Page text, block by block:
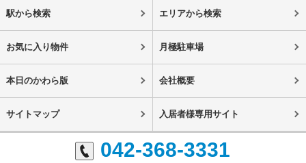
駅から検索 エリアから検索
お気に入り物件 月極駐車場
本日のかわら版 会社概要
サイトマップ 入居者様専用サイト
042-368-3331